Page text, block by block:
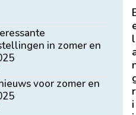
in zomer en
voor zomer en
l
r
i